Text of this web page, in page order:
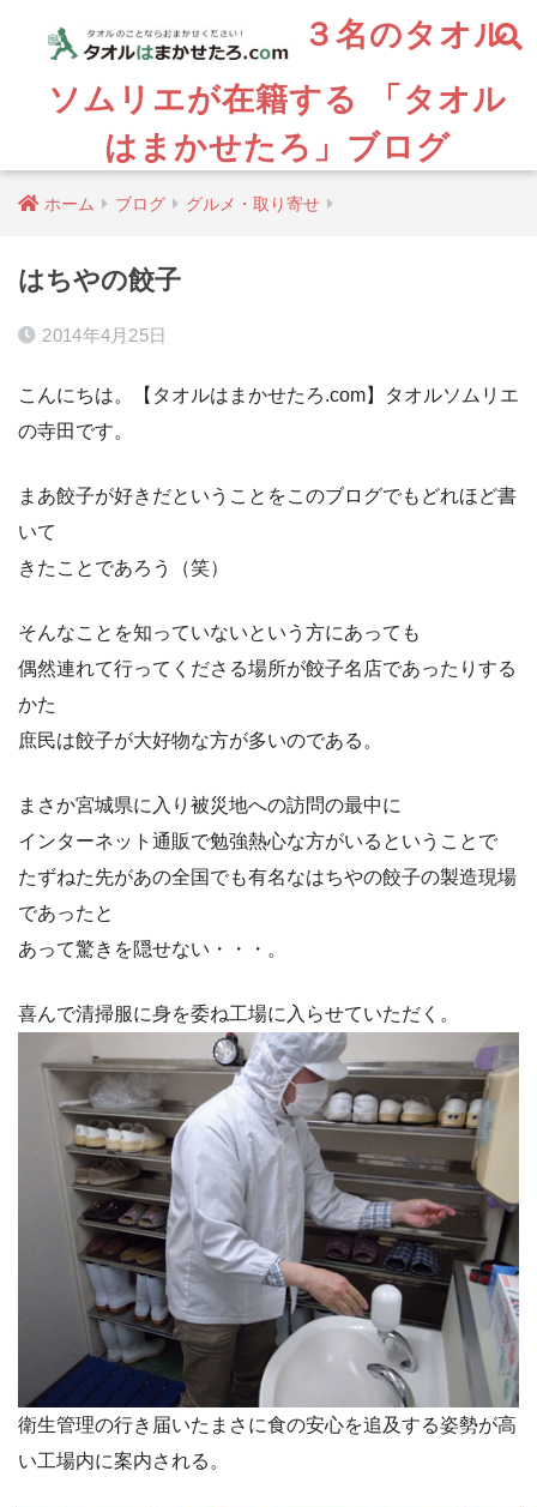
３名のタオル
ソムリエが在籍する 「タオル
はまかせたろ」ブログ
ホーム ブログ グルメ・取り寄せ
はちやの餃子
2014年4月25日
こんにちは。【タオルはまかせたろ.com】タオルソムリエ
の寺田です。
まあ餃子が好きだということをこのブログでもどれほど書
いて
きたことであろう（笑）
そんなことを知っていないという方にあっても
偶然連れて行ってくださる場所が餃子名店であったりする
かた
庶民は餃子が大好物な方が多いのである。
まさか宮城県に入り被災地への訪問の最中に
インターネット通販で勉強熱心な方がいるということで
たずねた先があの全国でも有名なはちやの餃子の製造現場
であったと
あって驚きを隠せない・・・。
喜んで清掃服に身を委ね工場に入らせていただく。
衛生管理の行き届いたまさに食の安心を追及する姿勢が高
い工場内に案内される。